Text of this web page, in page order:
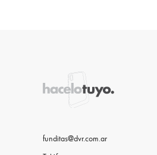
funditas@dvr.com.ar